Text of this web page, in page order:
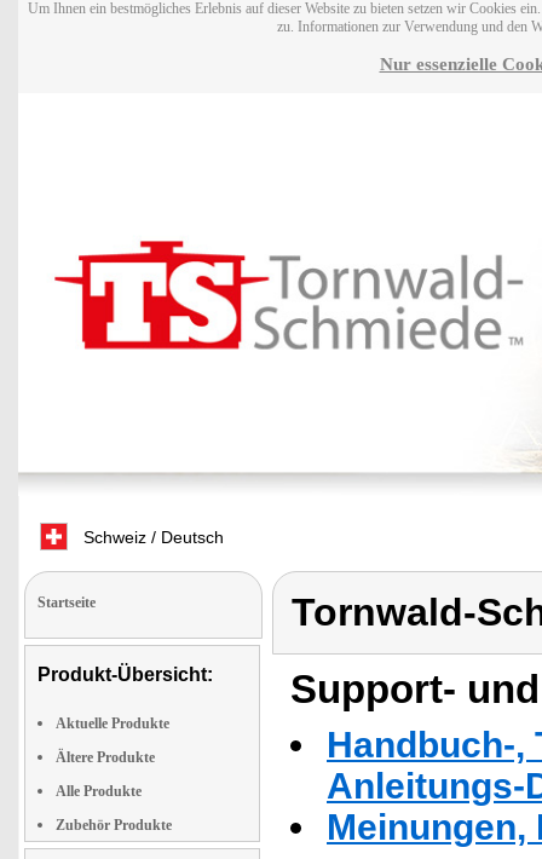
Um Ihnen ein bestmögliches Erlebnis auf dieser Website zu bieten setzen wir Cookies
zu. Informationen zur Verwendung und den
Nur essenzielle
Schweiz / Deutsch
Startseite
Produkt-Übersicht:
Aktuelle Produkte
Ältere Produkte
Alle Produkte
Zubehör Produkte
Tornwald-
Support-
Handbuch-,
Anleitungs-